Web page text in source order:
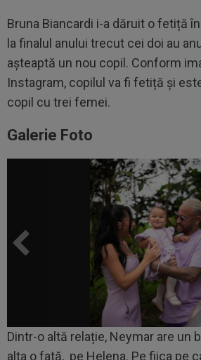
Bruna Biancardi i-a dăruit o fetiță
la finalul anului trecut cei doi au
așteaptă un nou copil. Conform
Instagram, copilul va fi fetiță și
copil cu trei femei.
Galerie Foto
Dintr-o altă relație, Neymar are un
alta o fată, pe Helena. Pe fiica pe